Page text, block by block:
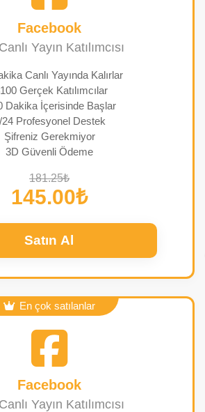
Facebook
Yayın Katılımcısı
Canlı Yayında Kalırlar
Gerçek Katılımcılar
Dakika İçerisinde Başlar
24 Profesyonel Destek
Şifreniz Gerekmiyor
3D Güvenli Ödeme
181.25₺
145.00₺
Satın Al
En çok satılanlar
Facebook
Yayın Katılımcısı